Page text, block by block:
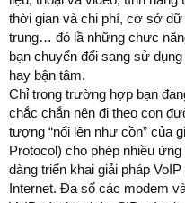
thời gian và chi phí, cơ sở dữ
trung… đó lầ những chưc
bạn chuyển đổi sang sử
hay bận tâm.
Chỉ trong trường hợp bạn
chắc chắn nên đi theo con
tượng “nổi lên như cồn” của
Protocol) cho phép nhiều
dàng triển khai giải pháp
Internet. Đa số các modem